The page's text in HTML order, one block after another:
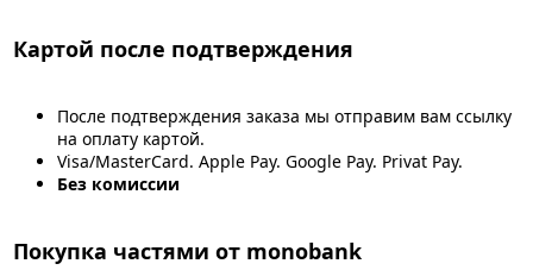
Картой после подтверждения
После подтверждения заказа мы отправим вам ссылку
на оплату картой.
Visa/MasterCard. Apple Pay. Google Pay. Privat Pay.
Без комиссии
Покупка частями от monobank